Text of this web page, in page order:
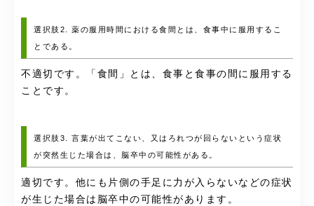
選択肢2. 薬の服用時間における食間とは、食事中に服用するこ
とである。
不適切です。「食間」とは、食事と食事の間に服用する
ことです。
選択肢3. 言葉が出てこない、又はろれつが回らないという症状
が突然生じた場合は、脳卒中の可能性がある。
適切です。他にも片側の手足に力が入らないなどの症状
が生じた場合は脳卒中の可能性があります。